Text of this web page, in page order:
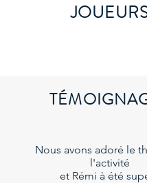
Nous avons adoré le
l'activité
et Rémi à été